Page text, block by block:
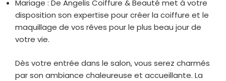
Mariage : De Angelis Coiffure & Beauté met à votre
disposition son expertise pour créer la coiffure et le
maquillage de vos rêves pour le plus beau jour de
votre vie.
Dès votre entrée dans le salon, vous serez charmés
par son ambiance chaleureuse et accueillante. La